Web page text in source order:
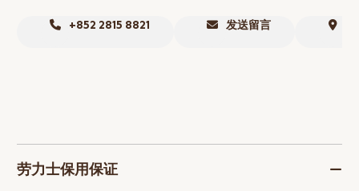
+852 2815 8821 发送留言
劳力士保用保证